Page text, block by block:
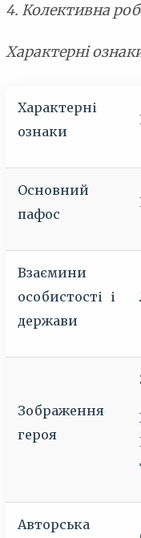
4. Колективна
Характерні
Характерні
ознаки
Основний
пафос
Взаємини
особистості і
держави
Зображення
героя
Авторська